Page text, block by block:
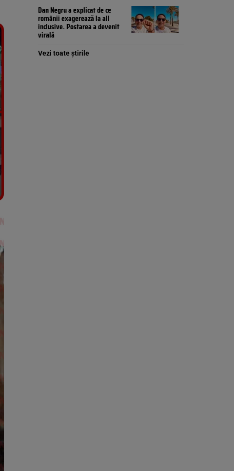
Dan Negru a explicat de ce
românii exagerează la all
inclusive. Postarea a devenit
virală
Vezi toate știrile